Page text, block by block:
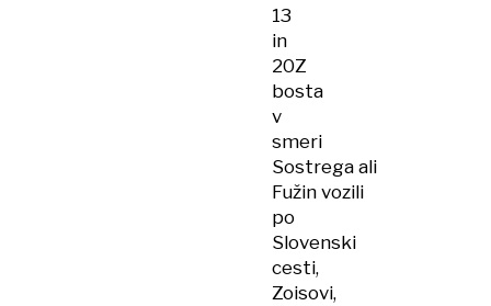
13
in
20Z
bosta
v
smeri
Sostrega ali
Fužin vozili
po
Slovenski
cesti,
Zoisovi,